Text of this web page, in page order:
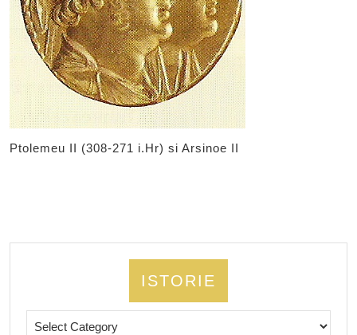
Arsinoe
II
Ptolemeu II (308-271 i.Hr) si Arsinoe II
ISTORIE